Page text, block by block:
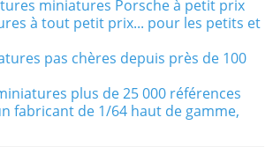
miniatures Porsche à petit prix
à tout petit prix... pour les petits et
pas chères depuis près de 100
plus de 25 000 références
fabricant de 1/64 haut de gamme,